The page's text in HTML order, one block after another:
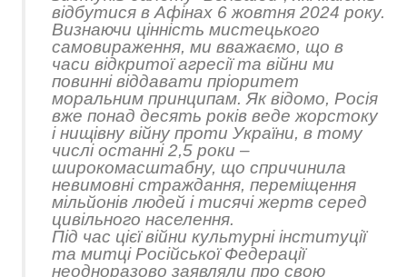
відбутися в Афінах 6 жовтня 2024 року.
Визнаючи цінність мистецького
самовираження, ми вважаємо, що в
часи відкритої агресії та війни ми
повинні віддавати пріоритет
моральним принципам. Як відомо, Росія
вже понад десять років веде жорстоку
і нищівну війну проти України, в тому
числі останні 2,5 роки –
широкомасштабну, що спричинила
невимовні страждання, переміщення
мільйонів людей і тисячі жертв серед
цивільного населення.
Під час цієї війни культурні інституції
та митці Російської Федерації
неодноразово заявляли про свою